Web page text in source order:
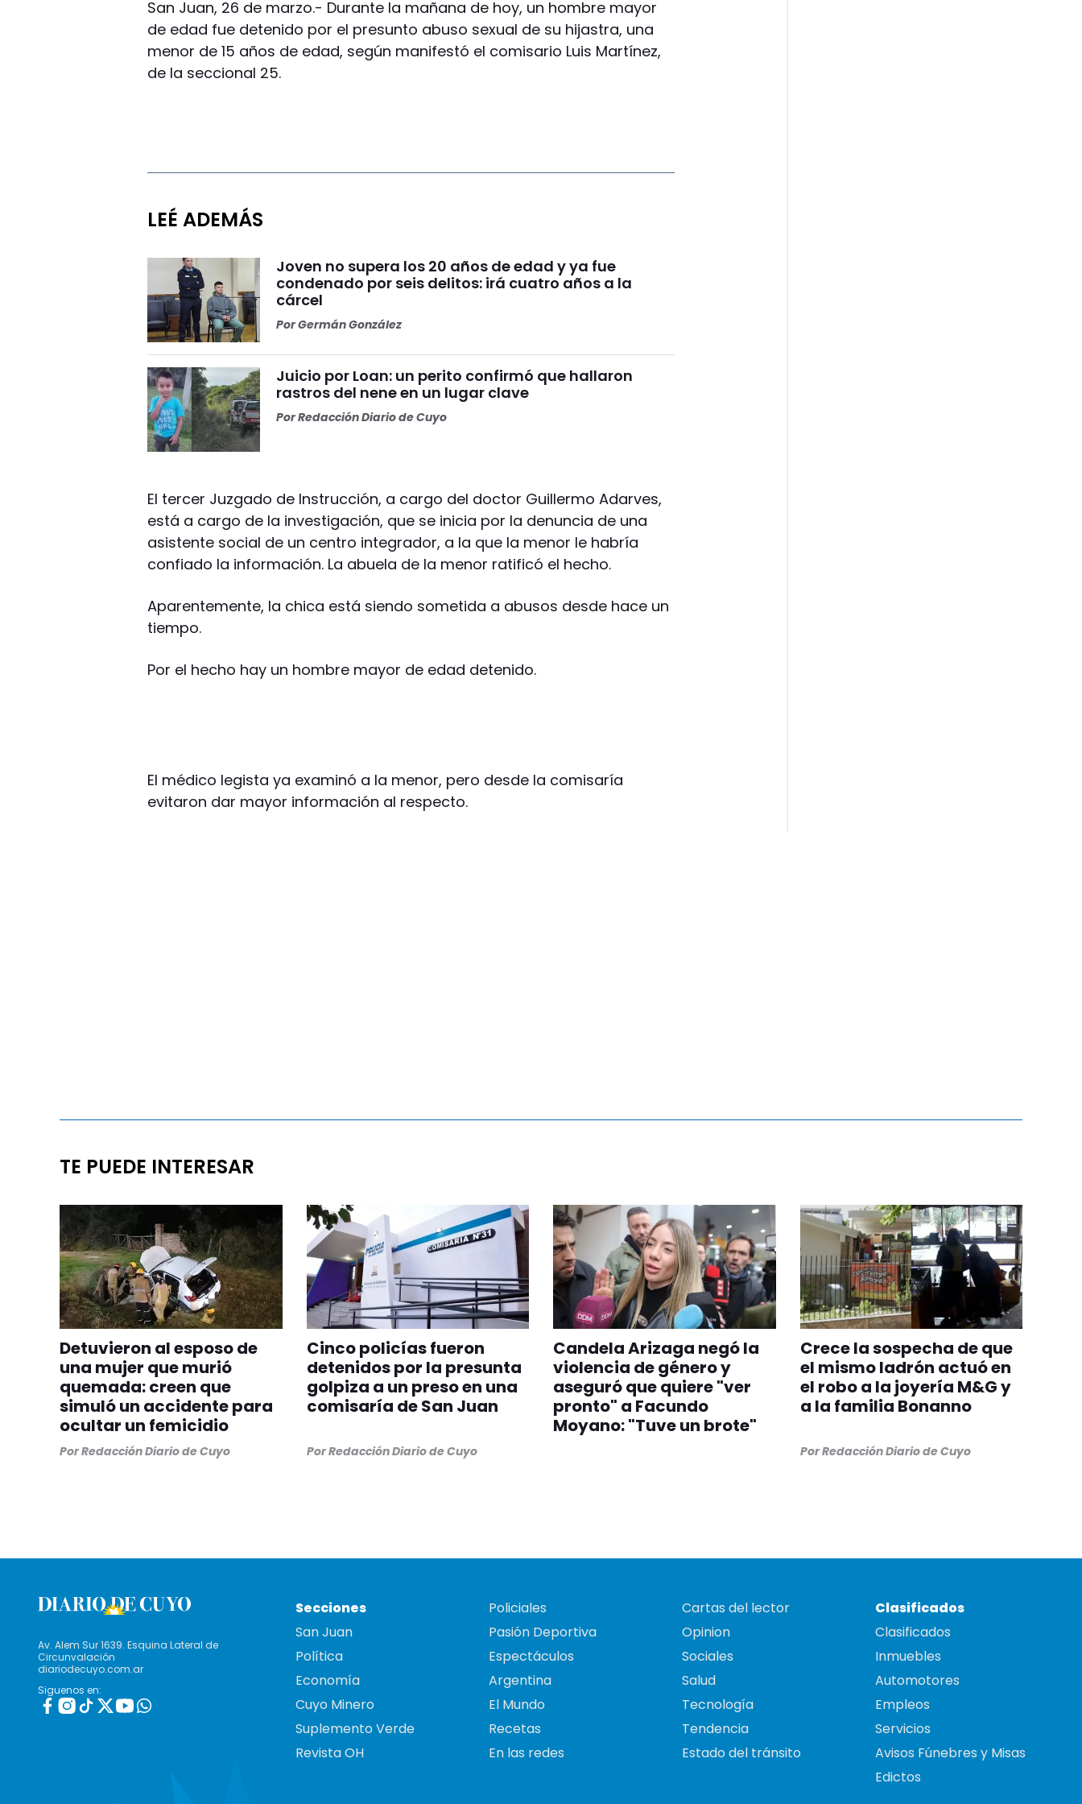
San Juan, 26 de marzo.- Durante la mañana de hoy, un hombre mayor
de edad fue detenido por el presunto abuso sexual de su hijastra, una
menor de 15 años de edad, según manifestó el comisario Luis Martínez,
de la seccional 25.
LEÉ ADEMÁS
Joven no supera los 20 años de edad y ya fue
condenado por seis delitos: irá cuatro años a la
cárcel
PorGermán González
Juicio por Loan: un perito confirmó que hallaron
rastros del nene en un lugar clave
PorRedacción Diario de Cuyo
El tercer Juzgado de Instrucción, a cargo del doctor Guillermo Adarves,
está a cargo de la investigación, que se inicia por la denuncia de una
asistente social de un centro integrador, a la que la menor le habría
confiado la información. La abuela de la menor ratificó el hecho.
Aparentemente, la chica está siendo sometida a abusos desde hace un
tiempo.
Por el hecho hay un hombre mayor de edad detenido.
El médico legista ya examinó a la menor, pero desde la comisaría
evitaron dar mayor información al respecto.
TE PUEDE INTERESAR
Detuvieron al esposo de
una mujer que murió
quemada: creen que
simuló un accidente para
ocultar un femicidio
PorRedacción Diario de Cuyo
Cinco policías fueron
detenidos por la presunta
golpiza a un preso en una
comisaría de San Juan
PorRedacción Diario de Cuyo
Candela Arizaga negó la
violencia de género y
aseguró que quiere "ver
pronto" a Facundo
Moyano: "Tuve un brote"
Crece la sospecha de que
el mismo ladrón actuó en
el robo a la joyería M&G y
a la familia Bonanno
PorRedacción Diario de Cuyo
Av. Alem Sur 1639. Esquina Lateral de
Circunvalación
diariodecuyo.com.ar
Siguenos en:
Secciones
San Juan
Política
Economía
Cuyo Minero
Suplemento Verde
Revista OH
Policiales
Pasión Deportiva
Espectáculos
Argentina
El Mundo
Recetas
En las redes
Cartas del lector
Opinion
Sociales
Salud
Tecnología
Tendencia
Estado del tránsito
Clasificados
Clasificados
Inmuebles
Automotores
Empleos
Servicios
Avisos Fúnebres y Misas
Edictos